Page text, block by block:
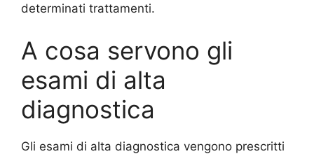
determinati trattamenti.
A cosa servono gli
esami di alta
diagnostica
Gli esami di alta diagnostica vengono prescritti